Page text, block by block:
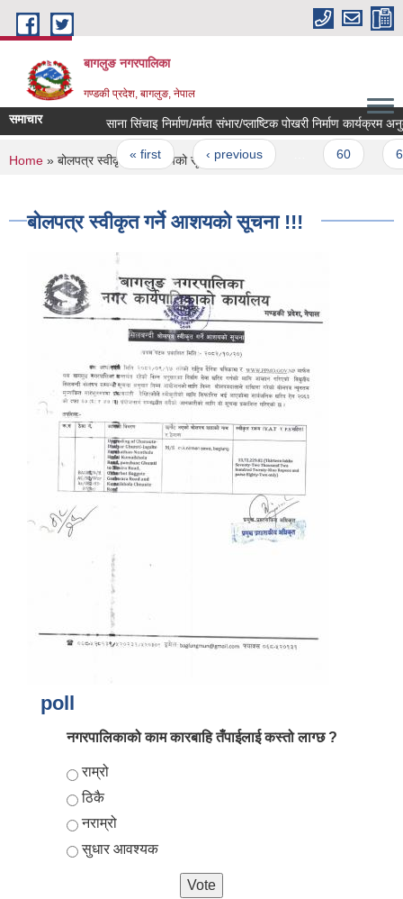
Skip to main content
बागलुङ नगरपालिका
गण्डकी प्रदेश, बागलुङ, नेपाल
समाचार साना सिंचाइ निर्माण/मर्मत संभार/प्लाष्टिक पोखरी निर्माण कार्यक्रम
Pages
« first ‹ previous
You are here
Home » बोलपत्र स्वीकृत गर्ने आशयको सूचना !!!
बोलपत्र स्वीकृत गर्ने आशयको सूचना !!!
poll
नगरपालिकाको काम कारबाहि तँपाईलाई कस्तो लाग्छ ?
Choices
राम्रो
ठिकै
नराम्रो
सुधार आवश्यक